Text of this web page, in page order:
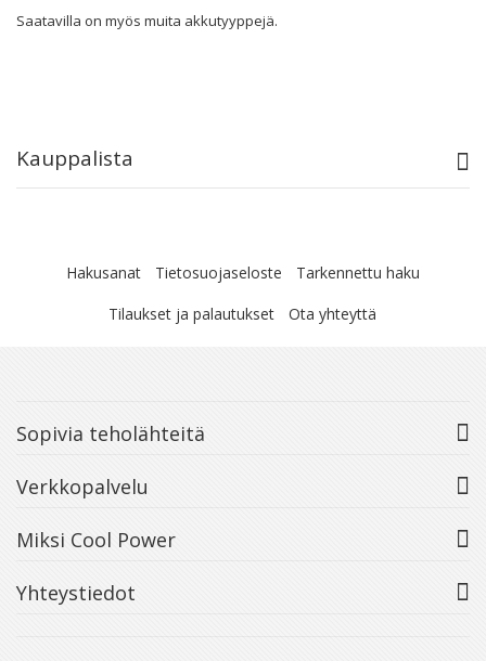
Saatavilla on myös muita akkutyyppejä.
Kauppalista
Hakusanat Tietosuojaseloste
Tarkennettu haku
Tilaukset ja palautukset
Ota yhteyttä
Sopivia teholähteitä
Verkkopalvelu
Miksi Cool Power
Yhteystiedot